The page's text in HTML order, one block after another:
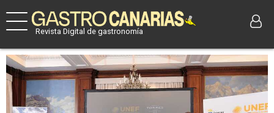
Revista Digital de gastronomía